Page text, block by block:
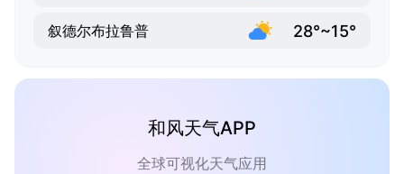
叙德尔布拉鲁普 28°~15°
和风天气APP
全球可视化天气应用